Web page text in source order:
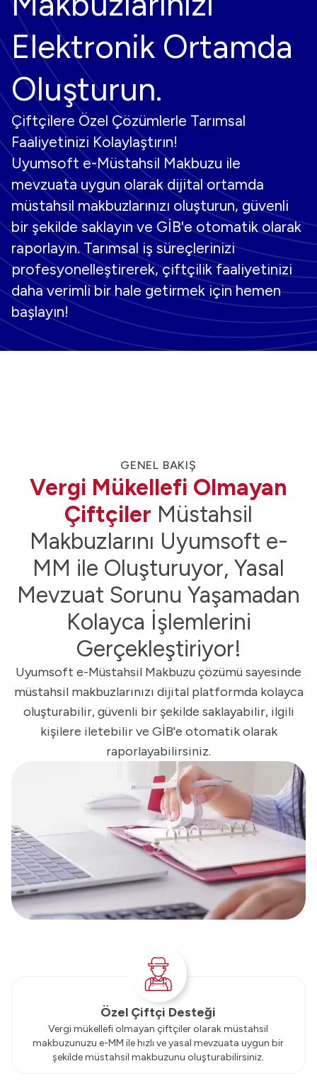
Elektronik Ortamda
Oluşturun.
Çiftçilere Özel Çözümlerle Tarımsal
Faaliyetinizi Kolaylaştırın!
Uyumsoft e-Müstahsil Makbuzu ile
mevzuata uygun olarak dijital ortamda
müstahsil makbuzlarınızı oluşturun, güvenli
bir şekilde saklayın ve GİB'e otomatik olarak
raporlayın. Tarımsal iş süreçlerinizi
profesyonelleştirerek, çiftçilik faaliyetinizi
daha verimli bir hale getirmek için hemen
başlayın!
GENEL BAKIŞ
Vergi Mükellefi Olmayan
Çiftçiler Müstahsil
Makbuzlarını Uyumsoft e-
MM ile Oluşturuyor, Yasal
Mevzuat Sorunu Yaşamadan
Kolayca İşlemlerini
Gerçekleştiriyor!
Uyumsoft e-Müstahsil Makbuzu çözümü sayesinde
müstahsil makbuzlarınızı dijital platformda kolayca
oluşturabilir, güvenli bir şekilde saklayabilir, ilgili
kişilere iletebilir ve GİB'e otomatik olarak
raporlayabilirsiniz.
Özel Çiftçi Desteği
Vergi mükellefi olmayan çiftçiler olarak müstahsil
makbuzunuzu e-MM ile hızlı ve yasal mevzuata uygun bir
şekilde müstahsil makbuzunu oluşturabilirsiniz.